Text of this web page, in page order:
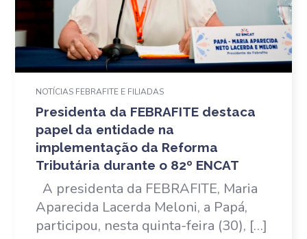
NOTÍCIAS FEBRAFITE E FILIADAS
Presidenta da FEBRAFITE destaca
papel da entidade na
implementação da Reforma
Tributária durante o 82º ENCAT
A presidenta da FEBRAFITE, Maria
Aparecida Lacerda Meloni, a Papá,
participou, nesta quinta-feira (30), […]